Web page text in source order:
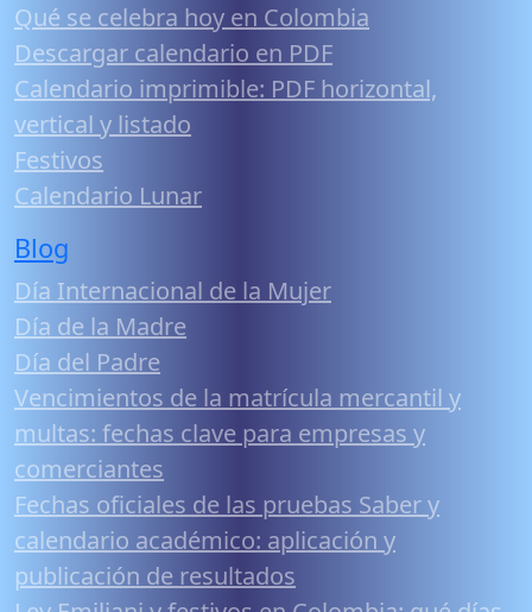
Qué se celebra hoy en Colombia
Descargar calendario en PDF
Calendario imprimible: PDF horizontal,
vertical y listado
Festivos
Calendario Lunar
Blog
Día Internacional de la Mujer
Día de la Madre
Día del Padre
Vencimientos de la matrícula mercantil y
multas: fechas clave para empresas y
comerciantes
Fechas oficiales de las pruebas Saber y
calendario académico: aplicación y
publicación de resultados